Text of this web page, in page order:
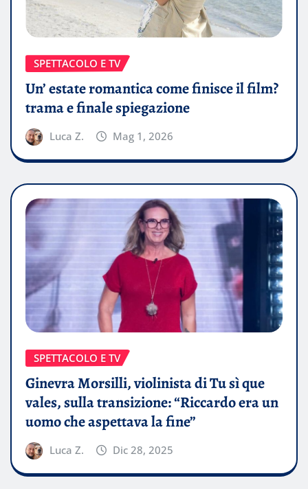
SPETTACOLO E TV
Un’ estate romantica come finisce il film?
trama e finale spiegazione
Luca Z. Mag 1, 2026
SPETTACOLO E TV
Ginevra Morsilli, violinista di Tu sì que
vales, sulla transizione: “Riccardo era un
uomo che aspettava la fine”
Luca Z. Dic 28, 2025